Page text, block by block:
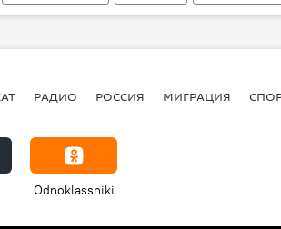
туризм министрлиги Үмөт Болот уулу
РАДИО РОССИЯ МИГРАЦИЯ
Odnoklassniki